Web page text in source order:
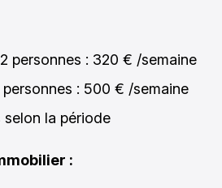
personnes : 320 € /semaine
: 500 € /semaine
selon la période
: